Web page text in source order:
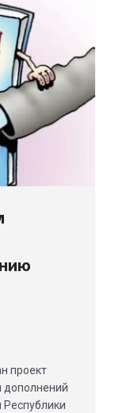
проект
дополнений